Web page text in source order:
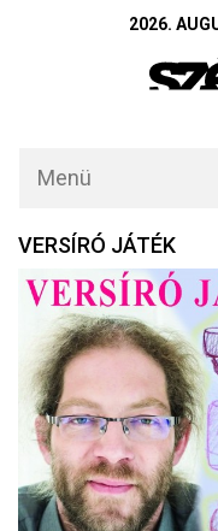
2026.
Menü
VERSÍRÓ JÁTÉK